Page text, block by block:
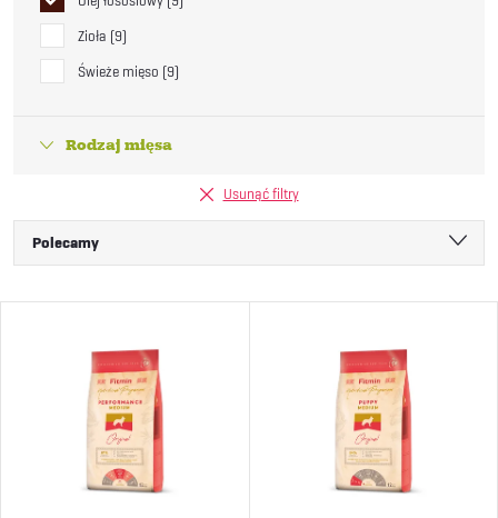
Zioła 9
Świeże mięso 9
Rodzaj mięsa
Usunąć filtry
S
o
Polecamy
Najczęściej sprzedawane
Alfabetycznie